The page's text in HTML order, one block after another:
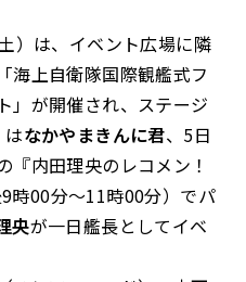
）は、イベント広場に隣
海上自衛隊国際観艦式フ
」が開催され、ステージ
なかやまきんに君、5日
『内田理央のレコメン！
時00分～11時00分）でパ
央が一日艦長としてイベ